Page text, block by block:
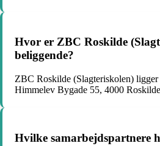
Hvor er ZBC Roskilde
beliggende?
ZBC Roskilde (Slagteriskolen) ligger
Himmelev Bygade 55, 4000
Hvilke samarbejdspartnere